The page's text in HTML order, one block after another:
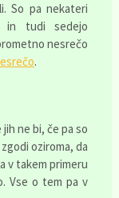
So pa nekateri
in tudi sedejo
nesrečo
.
ne bi, če pa so
oziroma, da
v takem primeru
Vse o tem pa v